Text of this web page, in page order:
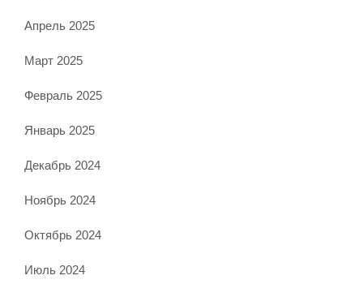
Апрель 2025
Март 2025
Февраль 2025
Январь 2025
Декабрь 2024
Ноябрь 2024
Октябрь 2024
Июль 2024